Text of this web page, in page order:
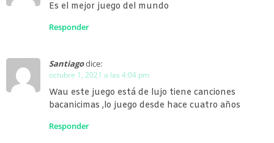
Es el mejor juego del mundo
Responder
Santiagodice:
octubre 1, 2021 a las 4:04 pm
Wau este juego está de lujo tiene canciones
bacanicimas ,lo juego desde hace cuatro años
Responder